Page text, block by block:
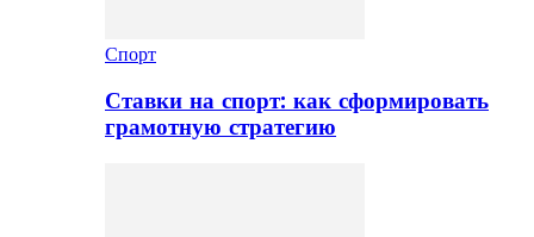
Спорт
Ставки на спорт: как сформировать
грамотную стратегию